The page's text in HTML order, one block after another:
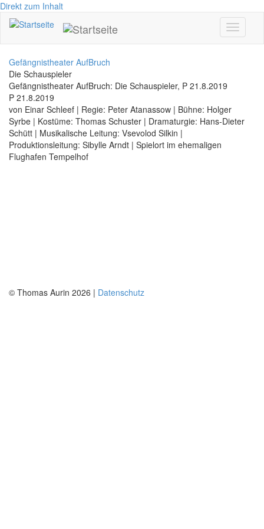
Direkt zum Inhalt
Toggle
Gefängnistheater AufBruch
Die Schauspieler
Gefängnistheater AufBruch: Die Schauspieler, P 21.8.2019
P 21.8.2019
von Einar Schleef | Regie: Peter Atanassow | Bühne: Holger
Syrbe | Kostüme: Thomas Schuster | Dramaturgie: Hans-Dieter
Schütt | Musikalische Leitung: Vsevolod Silkin |
Produktionsleitung: Sibylle Arndt | Spielort im ehemaligen
Flughafen Tempelhof
© Thomas Aurin 2026 | Datenschutz